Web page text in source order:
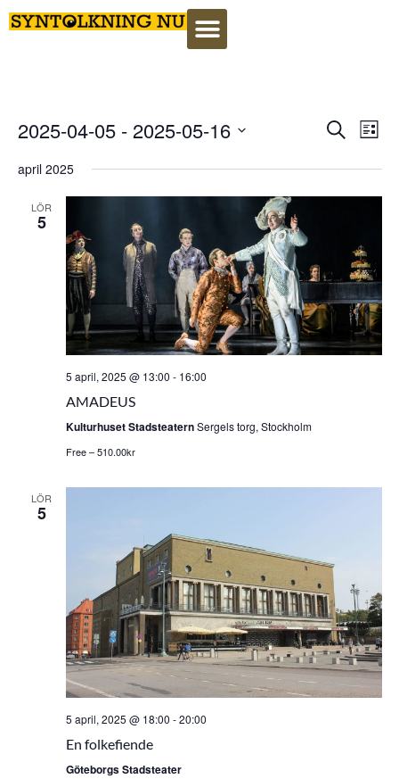
and
Search
Lista
2025-04-05 - 2025-05-16
date.
april 2025
LÖR
5
5 april, 2025 @ 13:00 - 16:00
AMADEUS
Kulturhuset StadsteaternSergels torg, Stockholm
Free – 510.00kr
LÖR
5
5 april, 2025 @ 18:00 -20:00
En folkefiende
Göteborgs Stadsteater